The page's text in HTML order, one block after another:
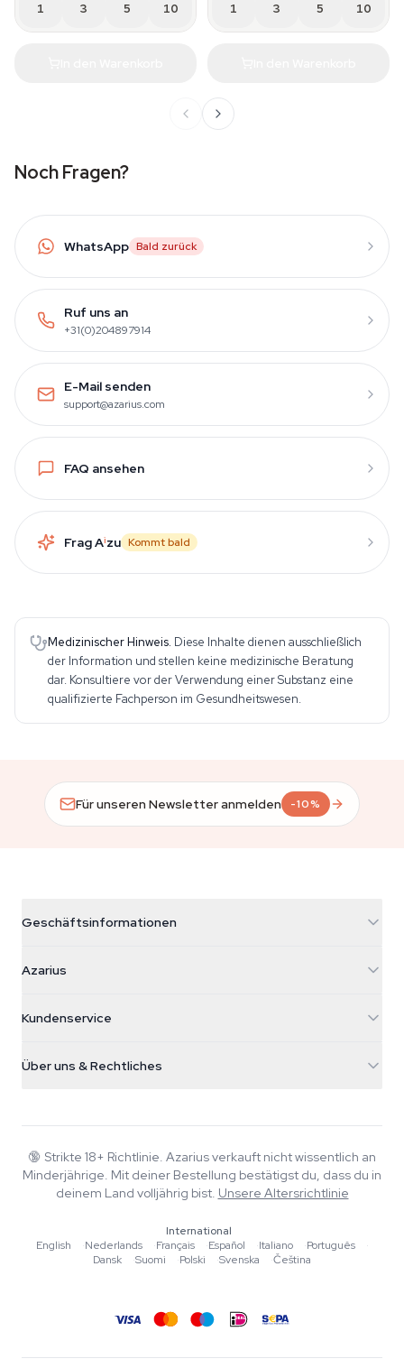
1 3 5 10 1 3 5 10
Noch Fragen?
WhatsApp Bald zurück
Ruf uns an
+31(0)204897914
E-Mail senden
support@azarius.com
FAQ ansehen
Frag Aizu Kommt bald
Medizinischer Hinweis. Diese Inhalte dienen ausschließlich
der Information und stellen keine medizinische Beratung
dar. Konsultiere vor der Verwendung einer Substanz eine
qualifizierte Fachperson im Gesundheitswesen.
Für unseren Newsletter anmelden -10%
Geschäftsinformationen
Galvaniweg 11
Nederland
+31(0)204897914
Azarius
Smokeshop
Kundenservice
FAQ
Datenschutzrichtlinie
Über uns & Rechtliches
Wiki
Blog
Musik
Redaktionelle Standards
Tools & Rechner
🔞 Strikte 18+ Richtlinie. Azarius verkauft nicht wissentlich an
Minderjährige. Mit deiner Bestellung bestätigst du, dass du in
deinem Land volljährig bist. Unsere Altersrichtlinie
International
English
·Nederlands ·Français ·Español ·Italiano ·Português
·
Dansk
·Suomi ·Polski ·Svenska ·Čeština